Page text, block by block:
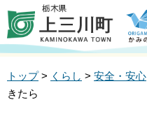
トップ> くらし > 安全・安心
きたら